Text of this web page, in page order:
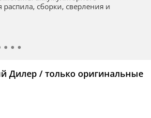
распила, сборки, сверления и
Дилер / только оригинальные